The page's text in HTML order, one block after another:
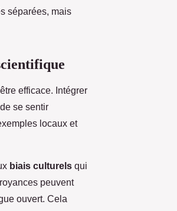
séparées, mais
efficace. Intégrer
se sentir
locaux et
biais culturels qui
peuvent
ouvert. Cela